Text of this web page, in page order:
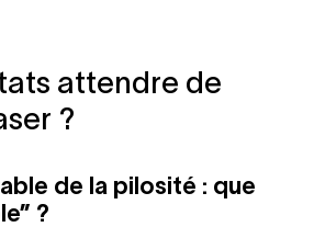
attendre de
?
de la pilosité : que
?